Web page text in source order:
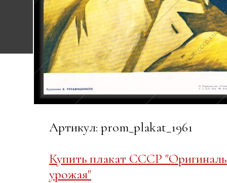
Артикул: prom_plakat_1961
Купить плакат СССР
урожая"